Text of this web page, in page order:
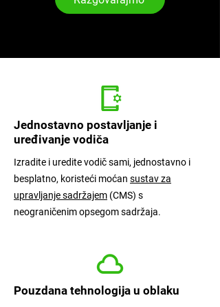
Jednostavno postavljanje i
uređivanje vodiča
Izradite i uredite vodič sami, jednostavno i
besplatno, koristeći moćan sustav za
upravljanje sadržajem (CMS) s
neograničenim opsegom sadržaja.
Pouzdana tehnologija u oblaku